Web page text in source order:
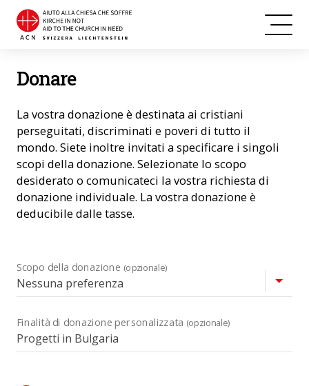
Donare
La vostra donazione è destinata ai cristiani
perseguitati, discriminati e poveri di tutto il
mondo. Siete inoltre invitati a specificare i singoli
scopi della donazione. Selezionate lo scopo
desiderato o comunicateci la vostra richiesta di
donazione individuale. La vostra donazione è
deducibile dalle tasse.
Scopo della donazione (opzionale)
Finalità di donazione personalizzata (opzionale)